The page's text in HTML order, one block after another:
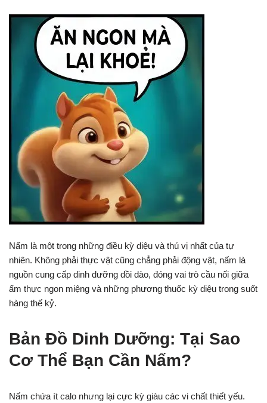
Nấm là một trong những điều kỳ diệu và thú vị nhất của tự
nhiên. Không phải thực vật cũng chẳng phải động vật, nấm là
nguồn cung cấp dinh dưỡng dồi dào, đóng vai trò cầu nối giữa
ẩm thực ngon miệng và những phương thuốc kỳ diệu trong suốt
hàng thế kỷ.
Bản Đồ Dinh Dưỡng: Tại Sao
Cơ Thể Bạn Cần Nấm?
Nấm chứa ít calo nhưng lại cực kỳ giàu các vi chất thiết yếu.